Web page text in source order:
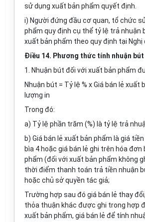
sử dụng xuất bản phẩm quyết định.
i) Người đứng đầu cơ quan, tổ chức
phẩm quy định cụ thể tỷ lệ trả nhuận
xuất bản phẩm theo quy định tại Nghị
Điều 14. Phương thức tính nhuận bút
1.
Nhuận bút đối với xuất bản phẩm
Nhuận bút = Tỷ lệ % xGiá bán lẻ xuất
ượng in
Trong đó:
a) Tỷ lệ phần trăm (%) là tỷ lệ trả
b) Giá bán lẻ xuất bản phẩm là giá
bìa 4 hoặc giá bán lẻ ghi trên hóa đơn
phẩm (đối với xuất bản phẩm không
thời điểm thanh toán trả tiền nhuận
hoặc chủ sở quyền tác giả;
Trường hợp sau đó giá bán lẻ thay
thỏa thuận khác được ghi trong hợp
xuất bản phẩm, giá bán ẻ để tính